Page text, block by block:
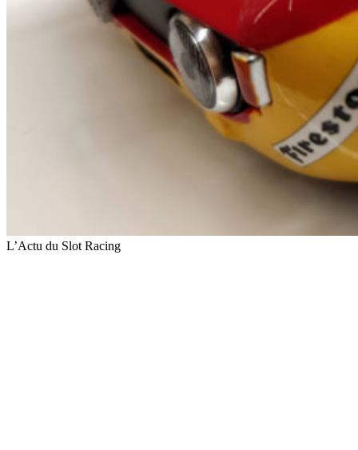
L’Actu du Slot Racing